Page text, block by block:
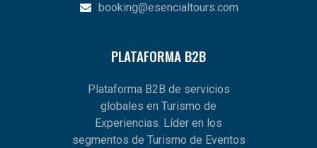
booking@esencialtours.com
PLATAFORMA B2B
Plataforma B2B de servicios
globales en Turismo de
Experiencias. Líder en los
segmentos de Turismo de Eventos